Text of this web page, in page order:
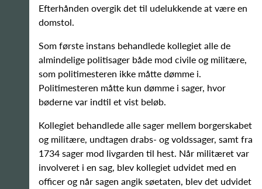
Efterhånden overgik det til udelukkende at være en
domstol.
Som første instans behandlede kollegiet alle de
almindelige politisager både mod civile og militære,
som politimesteren ikke måtte dømme i.
Politimesteren måtte kun dømme i sager, hvor
bøderne var indtil et vist beløb.
Kollegiet behandlede alle sager mellem borgerskabet
og militære, undtagen drabs- og voldssager, samt fra
1734 sager mod livgarden til hest. Når militæret var
involveret i en sag, blev kollegiet udvidet med en
officer og når sagen angik søetaten, blev det udvidet